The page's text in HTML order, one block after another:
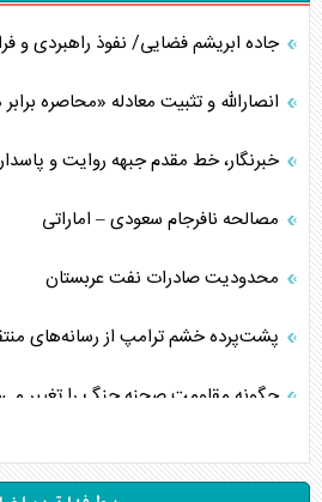
جاده ابریشم فضایی/ نفوذ راهبردی و
انصارالله و تثبیت معادله «محاصره
خبرنگار، خط مقدم جبهه روایت و
مصالحه نافرجام سعودی – اماراتی
محدودیت صادرات نفت عربستان
پشت‌پرده خشم ترامپ از رسانه‌های
چگونه مقاومت صحنه جنگ را تغییر
جنگ رمضان و معضل حضور نظامیان